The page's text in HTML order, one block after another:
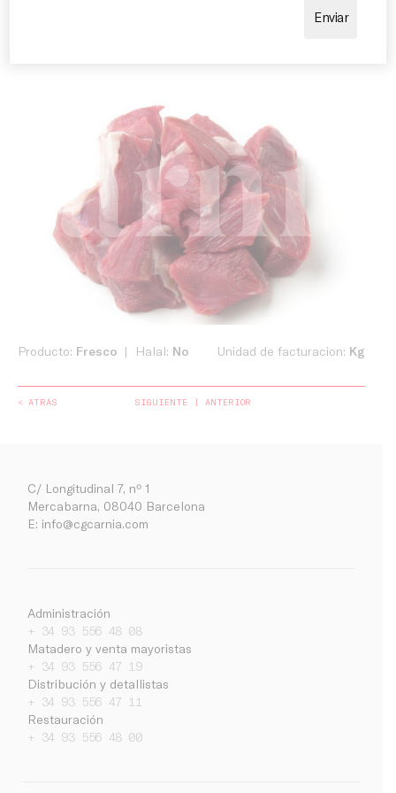
Empresa
Noticias
Trabaja con nosotros
profundo que aporta autenticidad a cualquier receta.
Producto: Fresco Halal: No Unidad de facturacion: Kg
< ATRÁS SIGUIENTE ANTERIOR
C/ Longitudinal 7, nº 1
Mercabarna, 08040 Barcelona
E: info@cgcarnia.com
Administración
+ 34 93 556 48 08
Matadero y venta mayoristas
+ 34 93 556 47 19
Distribución y detallistas
+ 34 93 556 47 11
Restauración
+ 34 93 556 48 00